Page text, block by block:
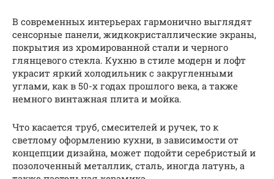
В современных интерьерах гармонично выглядят
сенсорные панели, жидкокристаллические экраны,
покрытия из хромированной стали и черного
глянцевого стекла. Кухню в стиле модерн и лофт
украсит яркий холодильник с закругленными
углами, как в 50-х годах прошлого века, а также
немного винтажная плита и мойка.
Что касается труб, смесителей и ручек, то к
светлому оформлению кухни, в зависимости от
концепции дизайна, может подойти серебристый и
позолоченный металлик, сталь, иногда латунь, а